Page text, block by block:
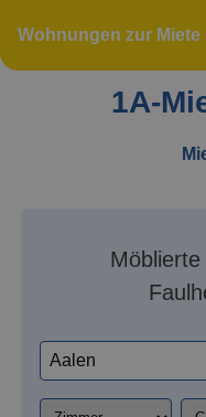
Wohnungen zur Miete
1A-